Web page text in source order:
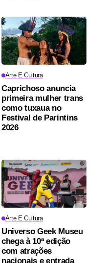
Arte E Cultura
Caprichoso anuncia
primeira mulher trans
como tuxaua no
Festival de Parintins
2026
Arte E Cultura
Universo Geek Museu
chega à 10ª edição
com atrações
nacionais e entrada